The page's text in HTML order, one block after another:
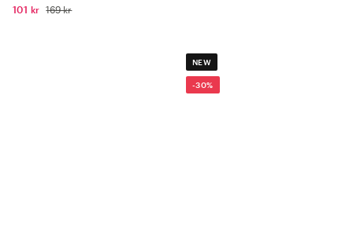
101 kr
169 kr
NEW
-30%